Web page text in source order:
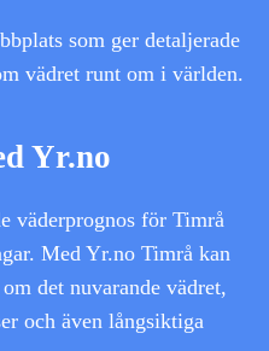
som ger detaljerade
vädret runt om i världen.
Yr.no
väderprognos för Timrå
Med Yr.no Timrå kan
det nuvarande vädret,
och även långsiktiga